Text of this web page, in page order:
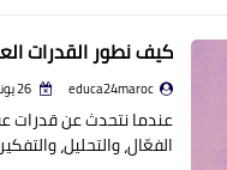
كيف نطور القدرات
educa24maroc
عندما نتحدث عن قدرات
الفعّال، والتحليل،